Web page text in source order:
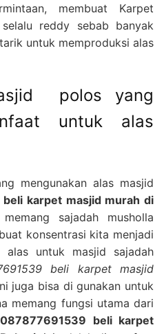
membuat Karpet
reddy sebab banyak
untuk memproduksi alas
polos yang
untuk alas
mengunakan alas masjid
karpet masjid murah di
sajadah musholla
konsentrasi kita menjadi
alas untuk masjid sajadah
beli karpet masjid
juga bisa di gunakan untuk
memang fungsi utama dari
087877691539 beli karpet